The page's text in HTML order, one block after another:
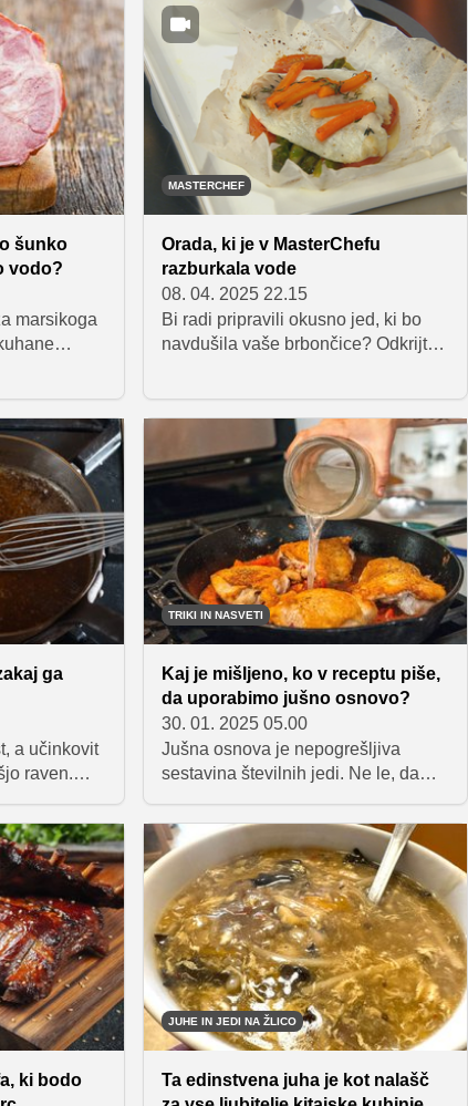
in
Predstavljamo vam klasičen recept,
na katerega so prisegale že naše
babice, ki so znale pripraviti tako
dobre polnjene paprike, da smo jih
vsi pojedli z užitkom in pri tem tudi
krožnike pomazali do zadnje
kapljice.
šunko
vodo?
marsikoga
da bo
mesnina še
bolj
MASTERCHEF
Orada, ki je v MasterChefu
razburkala vode
08. 04. 2025 22.15
Bi radi pripravili okusno jed, ki bo
navdušila vaše brbončice? Odkrijte
briljantno predstavila tekmovalca
Martina in Dan. S kombinacijo
svežih sestavin, kot so šparglji,
paradižnik in aromatične omake,
lahko doma ustvarite kulinarično
mojstrovino. Sledite navodilom in se
prepustite čarom sredozemske
kuhinje.
ga
a učinkovit
raven.
v
TRIKI IN NASVETI
Kaj je mišljeno, ko v receptu piše,
da uporabimo jušno osnovo?
30. 01. 2025 05.00
Jušna osnova je nepogrešljiva
sestavina številnih jedi. Ne le, da
njihovo hranilno vrednost. Če imate
v zamrzovalniku vedno pripravljeno
jušno osnovo, boste pripravo
okusnih obrokov poenostavili in
poskrbeli za dodatno dozo domače
topline v vsaki jedi.
ki bodo
JUHE IN JEDI NA ŽLICO
Ta edinstvena juha je kot nalašč